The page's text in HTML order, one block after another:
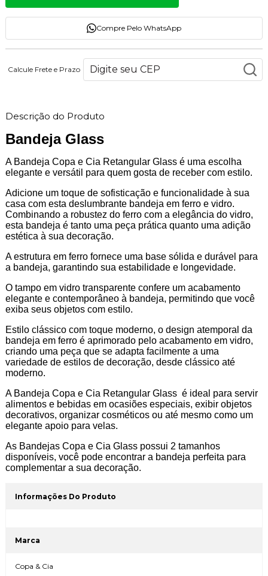
Compre Pelo WhatsApp
Calcule Frete e Prazo
Descrição do Produto
Bandeja Glass
A Bandeja Copa e Cia Retangular Glass é uma escolha
elegante e versátil para quem gosta de receber com estilo.
Adicione um toque de sofisticação e funcionalidade à sua
casa com esta deslumbrante bandeja em ferro e vidro.
Combinando a robustez do ferro com a elegância do vidro,
esta bandeja é tanto uma peça prática quanto uma adição
estética à sua decoração.
A estrutura em ferro fornece uma base sólida e durável para
a bandeja, garantindo sua estabilidade e longevidade.
O tampo em vidro transparente confere um acabamento
elegante e contemporâneo à bandeja, permitindo que você
exiba seus objetos com estilo.
Estilo clássico com toque moderno, o design atemporal da
bandeja em ferro é aprimorado pelo acabamento em vidro,
criando uma peça que se adapta facilmente a uma
variedade de estilos de decoração, desde clássico até
moderno.
A Bandeja Copa e Cia Retangular Glass é ideal para servir
alimentos e bebidas em ocasiões especiais, exibir objetos
decorativos, organizar cosméticos ou até mesmo como um
elegante apoio para velas.
As Bandejas Copa e Cia Glass possui 2 tamanhos
disponíveis, você pode encontrar a bandeja perfeita para
complementar a sua decoração.
Informações Do Produto
Marca
Copa & Cia